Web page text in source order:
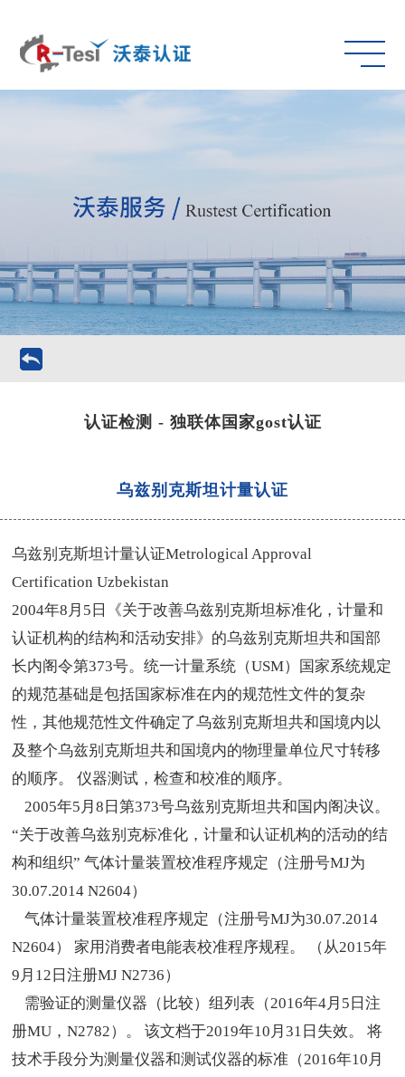
认证检测 - 独联体国家gost认证
乌兹别克斯坦计量认证
乌兹别克斯坦计量认证Metrological Approval
Certification Uzbekistan
2004年8 月 5 日《关于改善乌兹别克斯坦标准化，计量和
认证机构的结构和活动安排》的乌兹别克斯坦共和国部
长内阁令第373号。统一计量系统（USM）国家系统规定
的规范基础是包括国家标准在内的规范性文件的复杂
性，其他规范性文件确定了乌兹别克斯坦共和国境内以
及整个乌兹别克斯坦共和国境内的物理量单位尺寸转移
的顺序。 仪器测试，检查和校准的顺序。
2005年5 月8 日第373号乌兹别克斯坦共和国内阁决议。
“关于改善乌兹别克标准化，计量和认证机构的活动的结
构和组织” 气体计量装置校准程序规定（注册号MJ为
30.07.2014 N2604）
气体计量装置校准程序规定（注册号MJ为30.07.2014
N2604） 家用消费者电能表校准程序规程。 （从2015年
9 月 12 日注册MJ N2736）
需验证的测量仪器（比较）组列表（2016年4月 5 日注
册MU ，N2782）。 该文档于2019年10 月31 日失效。 将
技术手段分为测量仪器和测试仪器的标准（2016年10 月